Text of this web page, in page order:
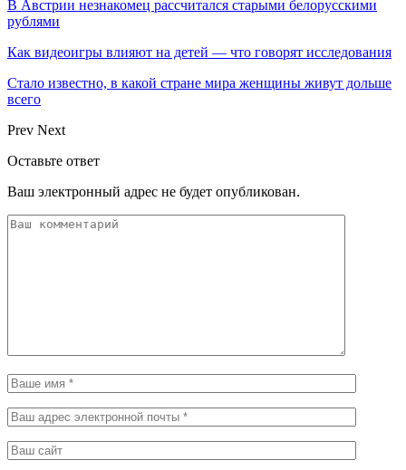
В Австрии незнакомец рассчитался старыми белорусскими
рублями
Как видеоигры влияют на детей — что говорят исследования
Стало известно, в какой стране мира женщины живут дольше
всего
Prev Next
Оставьте ответ
Ваш электронный адрес не будет опубликован.